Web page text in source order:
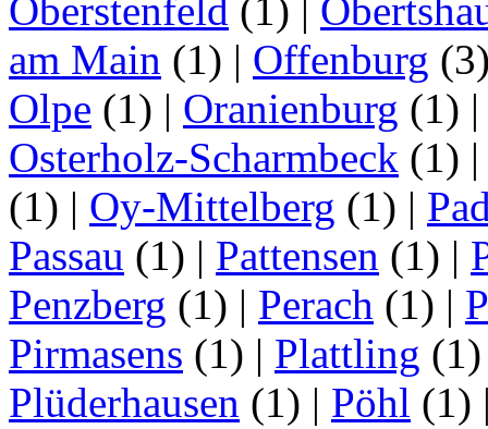
Oberstenfeld (1) |
am Main (1) | Offenburg
Olpe (1) | Oranienburg (1)
Osterholz-Scharmbeck (1)
(1) | Oy-Mittelberg (1) |
Passau (1) | Pattensen (1) |
Penzberg (1) | Perach (1) |
Pirmasens (1) | Plattling
Plüderhausen (1) | Pöhl (1)